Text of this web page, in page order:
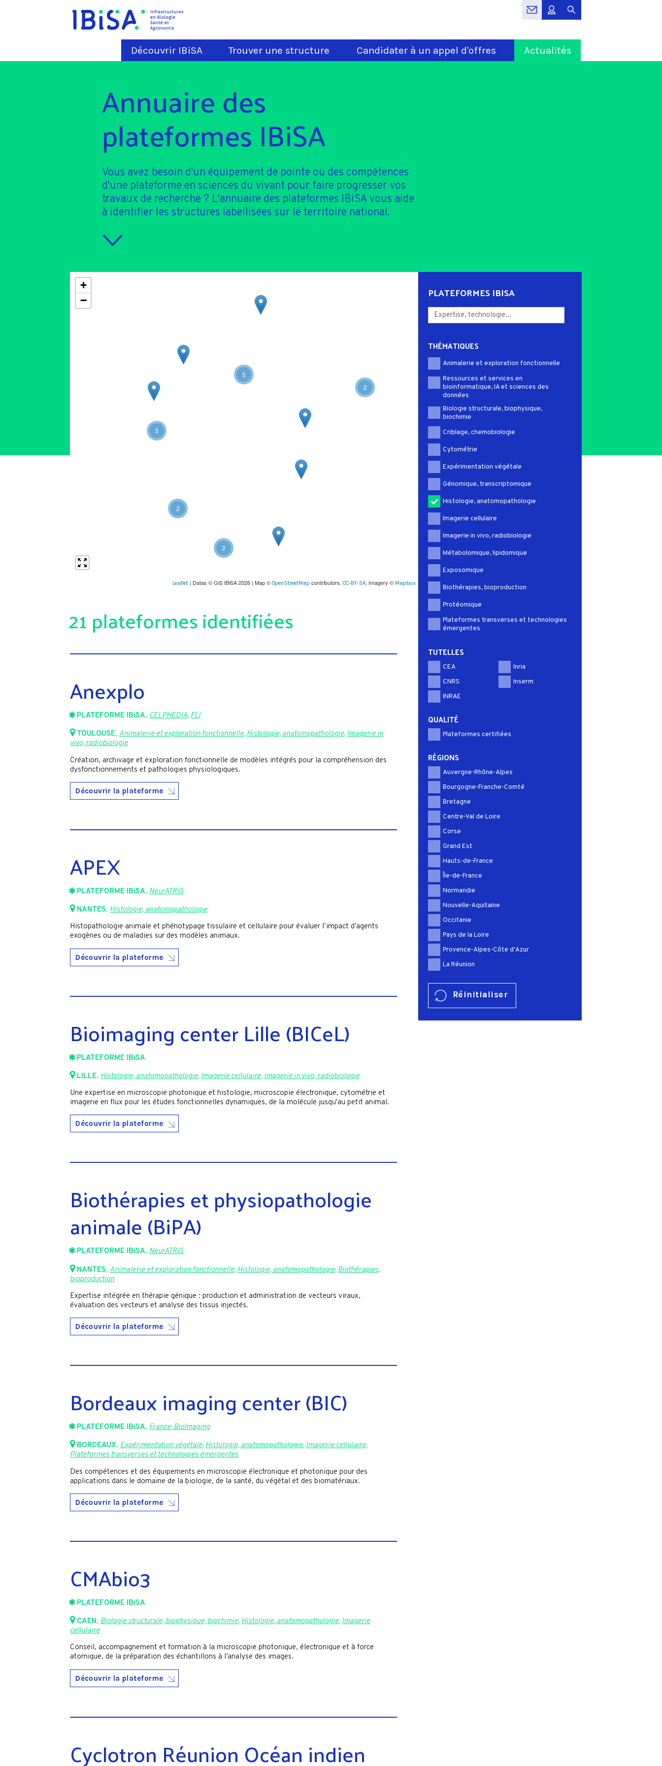
Découvrir IBiSA Trouver une structure Candidater à un appel d'offres Actualités
Annuaire des
plateformes IBiSA
Vous avez besoin d'un équipement de pointe ou des compétences
d'une plateforme en sciences du vivant pour faire progresser vos
travaux de recherche ? L'annuaire des plateformes IBiSA vous aide
à identifier les structures labellisées sur le territoire national.
2
3
5
2
2
+
−
Leaflet| Datas © GiS IBiSA 2026 | Map © OpenStreetMap contributors, CC-BY-SA, Imagery © Mapbox
21 plateformes identifiées
Anexplo
PLATEFORME IBiSA,CELPHEDIA,FLI
TOULOUSE,Animalerie et exploration fonctionnelle,Histologie, anatomopathologie,Imagerie in
vivo, radiobiologie
Création, archivage et exploration fonctionnelle de modèles intégrés pour la compréhension des
dysfonctionnements et pathologies physiologiques.
Découvrir la plateforme
APEX
PLATEFORME IBiSA,NeurATRIS
NANTES,Histologie, anatomopathologie
Histopathologie animale et phénotypage tissulaire et cellulaire pour évaluer l’impact d’agents
exogènes ou de maladies sur des modèles animaux.
Découvrir la plateforme
Bioimaging center Lille (BICeL)
PLATEFORME IBiSA
LILLE,Histologie, anatomopathologie,Imagerie cellulaire,Imagerie in vivo, radiobiologie
Une expertise en microscopie photonique et histologie, microscopie électronique, cytométrie et
imagerie en flux pour les études fonctionnelles dynamiques, de la molécule jusqu'au petit animal.
Découvrir la plateforme
Biothérapies et physiopathologie
animale (BiPA)
PLATEFORME IBiSA,NeurATRIS
NANTES, Animalerie et exploration fonctionnelle, Histologie, anatomopathologie, Biothérapies,
bioproduction
Expertise intégrée en thérapie génique : production et administration de vecteurs viraux,
évaluation des vecteurs et analyse des tissus injectés.
Découvrir la plateforme
Bordeaux imaging center (BIC)
PLATEFORME IBiSA,France-BioImaging
BORDEAUX,Expérimentation végétale,Histologie, anatomopathologie,Imagerie cellulaire,
Plateformes transverses et technologies émergentes
Des compétences et des équipements en microscopie électronique et photonique pour des
applications dans le domaine de la biologie, de la santé, du végétal et des biomatériaux.
Découvrir la plateforme
CMAbio3
PLATEFORME IBiSA
CAEN,Biologie structurale, biophysique, biochimie,Histologie, anatomopathologie,Imagerie
cellulaire
Conseil, accompagnement et formation à la microscopie photonique, électronique et à force
atomique, de la préparation des échantillons à l’analyse des images.
Découvrir la plateforme
Cyclotron Réunion Océan indien
PLATEFORMES IBISA
THÉMATIQUES
Animalerie et exploration fonctionnelle
Ressources et services en
bioinformatique, IA et sciences des
données
Biologie structurale, biophysique,
biochimie
Criblage, chemobiologie
Cytométrie
Expérimentation végétale
Génomique, transcriptomique
Histologie, anatomopathologie
Imagerie cellulaire
Imagerie in vivo, radiobiologie
Métabolomique, lipidomique
Exposomique
Biothérapies, bioproduction
Protéomique
Plateformes transverses et technologies
émergentes
TUTELLES
CEA
CNRS
INRAE
Inria
Inserm
QUALITÉ
Plateformes certifiées
RÉGIONS
Auvergne-Rhône-Alpes
Bourgogne-Franche-Comté
Bretagne
Centre-Val de Loire
Corse
Grand Est
Hauts-de-France
Île-de-France
Normandie
Nouvelle-Aquitaine
Occitanie
Pays de la Loire
Provence-Alpes-Côte d'Azur
La Réunion
Réinitialiser